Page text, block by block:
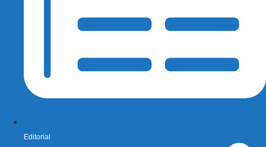
Editorial